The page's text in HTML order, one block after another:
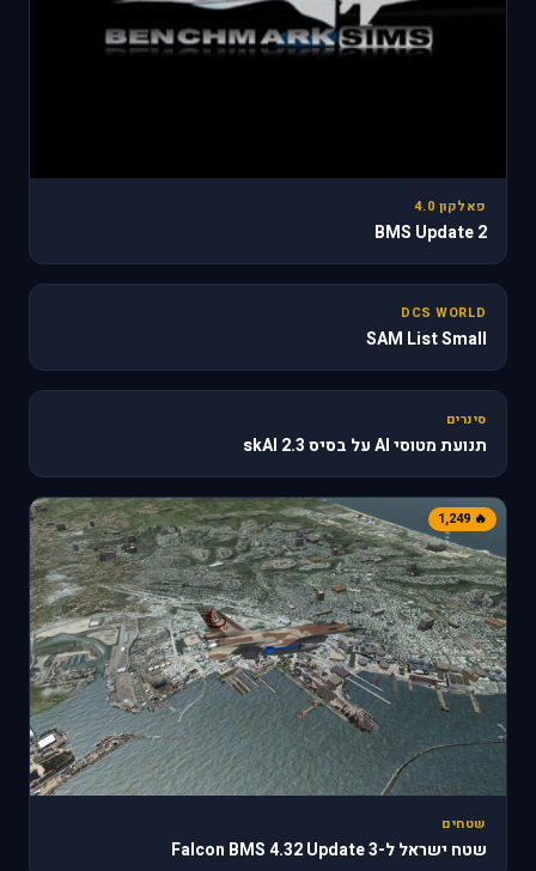
פאלקון 4.0
BMS Update 2
31
DCS WORLD
SAM List Small
🔥 610
סינרים
תנועת מטוסי AI על בסיס skAI 2.3
🔥 1,249
שטחים
שטח ישראל ל-Falcon BMS 4.32 Update 3